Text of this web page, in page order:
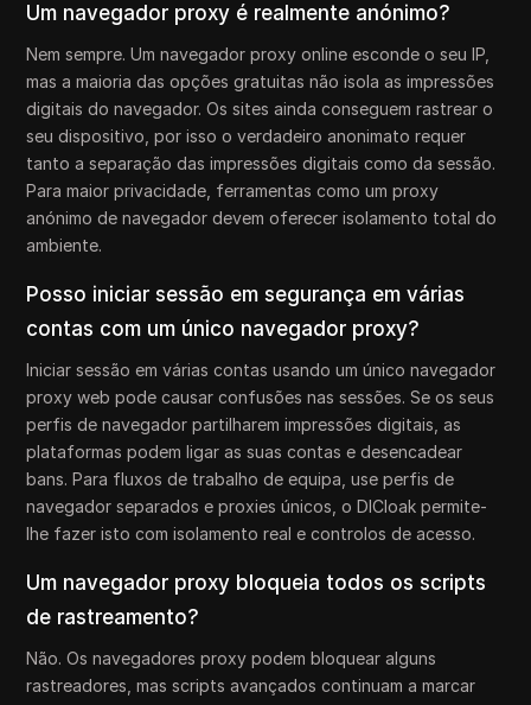
Um navegador proxy é realmente anónimo?
Nem sempre. Um navegador proxy online esconde o seu IP,
mas a maioria das opções gratuitas não isola as impressões
digitais do navegador. Os sites ainda conseguem rastrear o
seu dispositivo, por isso o verdadeiro anonimato requer
tanto a separação das impressões digitais como da sessão.
Para maior privacidade, ferramentas como um proxy
anónimo de navegador devem oferecer isolamento total do
ambiente.
Posso iniciar sessão em segurança em várias
contas com um único navegador proxy?
Iniciar sessão em várias contas usando um único navegador
proxy web pode causar confusões nas sessões. Se os seus
perfis de navegador partilharem impressões digitais, as
plataformas podem ligar as suas contas e desencadear
bans. Para fluxos de trabalho de equipa, use perfis de
navegador separados e proxies únicos, o DICloak permite-
lhe fazer isto com isolamento real e controlos de acesso.
Um navegador proxy bloqueia todos os scripts
de rastreamento?
Não. Os navegadores proxy podem bloquear alguns
rastreadores, mas scripts avançados continuam a marcar